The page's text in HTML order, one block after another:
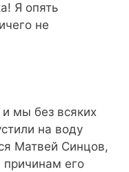
Я опять
не
мы без всяких
на воду
Матвей Синцов,
причинам его